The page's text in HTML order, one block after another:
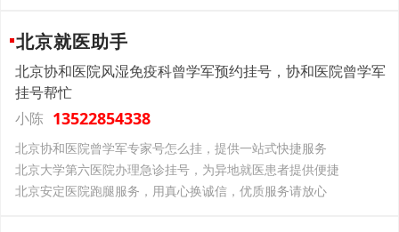
北京就医助手
北京协和医院风湿免疫科曾学军预约挂号，协和医院曾学军
挂号帮忙
小陈 13522854338
北京协和医院曾学军专家号怎么挂，提供一站式快捷服务
北京大学第六医院办理急诊挂号，为异地就医患者提供便捷
北京安定医院跑腿服务，用真心换诚信，优质服务请放心